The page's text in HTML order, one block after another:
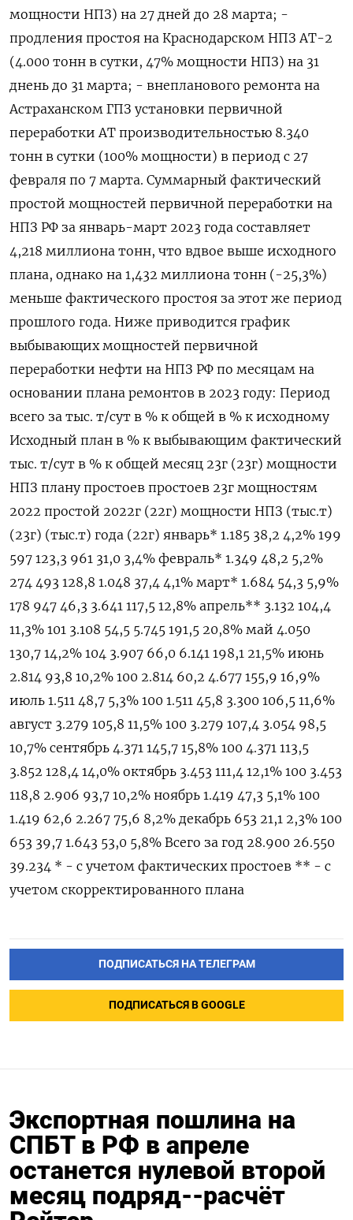
мощности НПЗ) на 27 дней до 28 марта; -
продления простоя на Краснодарском НПЗ АТ-2
(4.000 тонн в сутки, 47% мощности НПЗ) на 31
днень до 31 марта; - внепланового ремонта на
Астраханском ГПЗ установки первичной
переработки АТ производительностью 8.340
тонн в сутки (100% мощности) в период с 27
февраля по 7 марта. Суммарный фактический
простой мощностей первичной переработки на
НПЗ РФ за январь-март 2023 года составляет
4,218 миллиона тонн, что вдвое выше исходного
плана, однако на 1,432 миллиона тонн (-25,3%)
меньше фактического простоя за этот же период
прошлого года. Ниже приводится график
выбывающих мощностей первичной
переработки нефти на НПЗ РФ по месяцам на
основании плана ремонтов в 2023 году: Период
всего за тыс. т/сут в % к общей в % к исходному
Исходный план в % к выбывающим фактический
тыс. т/сут в % к общей месяц 23г (23г) мощности
НПЗ плану простоев простоев 23г мощностям
2022 простой 2022г (22г) мощности НПЗ (тыс.т)
(23г) (тыс.т) года (22г) январь* 1.185 38,2 4,2% 199
597 123,3 961 31,0 3,4% февраль* 1.349 48,2 5,2%
274 493 128,8 1.048 37,4 4,1% март* 1.684 54,3 5,9%
178 947 46,3 3.641 117,5 12,8% апрель** 3.132 104,4
11,3% 101 3.108 54,5 5.745 191,5 20,8% май 4.050
130,7 14,2% 104 3.907 66,0 6.141 198,1 21,5% июнь
2.814 93,8 10,2% 100 2.814 60,2 4.677 155,9 16,9%
июль 1.511 48,7 5,3% 100 1.511 45,8 3.300 106,5 11,6%
август 3.279 105,8 11,5% 100 3.279 107,4 3.054 98,5
10,7% сентябрь 4.371 145,7 15,8% 100 4.371 113,5
3.852 128,4 14,0% октябрь 3.453 111,4 12,1% 100 3.453
118,8 2.906 93,7 10,2% ноябрь 1.419 47,3 5,1% 100
1.419 62,6 2.267 75,6 8,2% декабрь 653 21,1 2,3% 100
653 39,7 1.643 53,0 5,8% Всего за год 28.900 26.550
39.234 * - с учетом фактических простоев ** - с
учетом скорректированного плана
ПОДПИСАТЬСЯ НА ТЕЛЕГРАМ
ПОДПИСАТЬСЯ В GOOGLE
Экспортная пошлина на
СПБТ в РФ в апреле
останется нулевой второй
месяц подряд--расчёт